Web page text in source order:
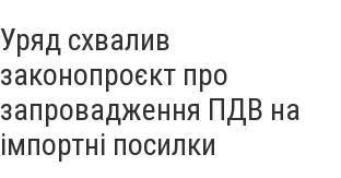
Уряд схвалив
законопроєкт про
запровадження ПДВ на
імпортні посилки